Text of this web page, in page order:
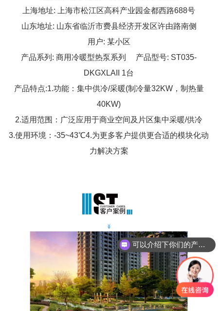
上海地址: 上海市松江区高科产业园金都西路688号
山东地址: 山东省临沂市费县经济开发区许由路南侧
用户: 某小区
产品系列: 商用冷暖型热泵系列 产品型号: ST035-
DKGXLAII 1台
产品特点:1.功能：集中供冷/采暖(制冷量32KW，制热量
40KW)
2.适用范围：广泛应用于商业空间及片区集中采暖/供冷
3.使用环境：-35~43℃4.为更多客户提供更合适的模块化动
力解决方案
可以介绍下你们的产品么